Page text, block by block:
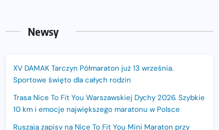
Newsy
XV DAMAK Tarczyn Półmaraton już 13 września.
Sportowe święto dla całych rodzin
Trasa Nice To Fit You Warszawskiej Dychy 2026. Szybkie
10 km i emocje największego maratonu w Polsce
Ruszają zapisy na Nice To Fit You Mini Maraton przy